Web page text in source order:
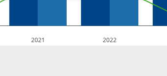
2021 2022